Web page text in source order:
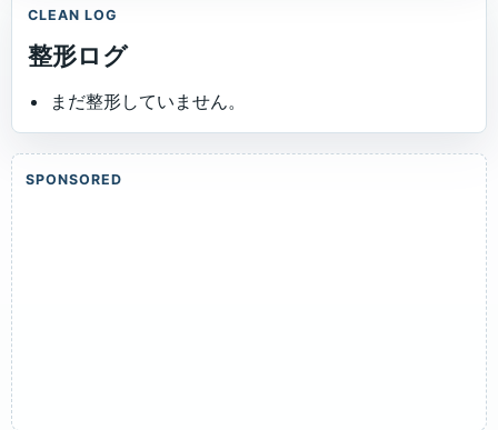
CLEAN LOG
整形ログ
まだ整形していません。
SPONSORED